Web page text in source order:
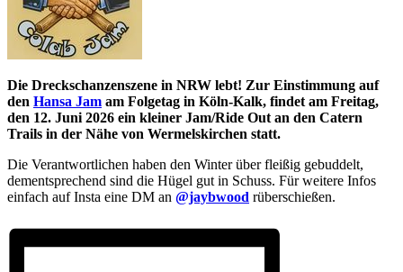
Die Dreckschanzenszene in NRW lebt! Zur Einstimmung auf
den Hansa Jam am Folgetag in Köln-Kalk, findet am Freitag,
den 12. Juni 2026 ein kleiner Jam/Ride Out an den Catern
Trails in der Nähe von Wermelskirchen statt.
Die Verantwortlichen haben den Winter über fleißig gebuddelt,
dementsprechend sind die Hügel gut in Schuss. Für weitere Infos
einfach auf Insta eine DM an @jaybwood rüberschießen.